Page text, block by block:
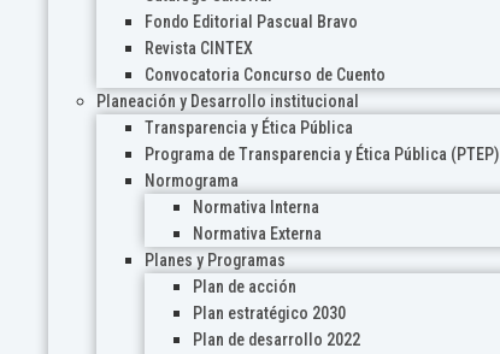
Fondo Editorial Pascual Bravo
Revista CINTEX
Convocatoria Concurso de Cuento
Planeación y Desarrollo institucional
Transparencia y Ética Pública
Programa de Transparencia y Ética Pública (PTEP)
Normograma
Normativa Interna
Normativa Externa
Planes y Programas
Plan de acción
Plan estratégico 2030
Plan de desarrollo 2022